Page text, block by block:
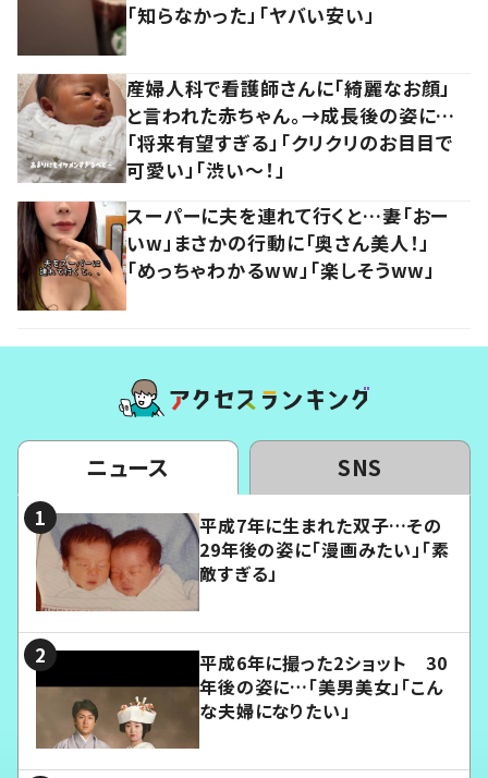
「知らなかった」「ヤバい安い」
産婦人科で看護師さんに「綺麗なお顔」
と言われた赤ちゃん。→成長後の姿に…
「将来有望すぎる」「クリクリのお目目で
可愛い」「渋い～！」
スーパーに夫を連れて行くと…妻「おー
いw」まさかの行動に「奥さん美人！」
「めっちゃわかるww」「楽しそうww」
ニュース SNS
平成7年に生まれた双子…その
29年後の姿に「漫画みたい」「素
敵すぎる」
平成6年に撮った2ショット 30
年後の姿に…「美男美女」「こん
な夫婦になりたい」